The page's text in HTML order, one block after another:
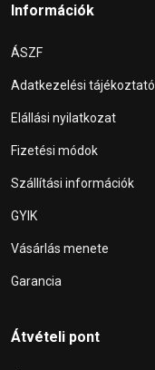
Információk
ÁSZF
Adatkezelési tájékoztató
Elállási nyilatkozat
Fizetési módok
Szállítási információk
GYIK
Vásárlás menete
Garancia
Átvételi pont